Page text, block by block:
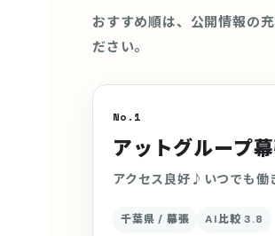
おすすめ順は、公開情報の
ださい。
No.1
アットグループ
アクセス良好♪いつでも
千葉県 / 幕張 AI比較 3.8